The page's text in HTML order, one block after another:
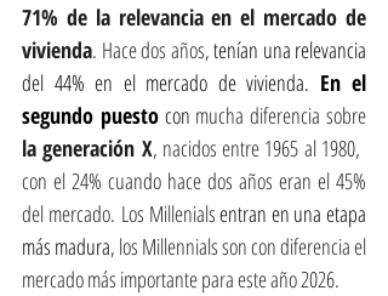
71% de la relevancia en el mercado de
vivienda. Hace dos años, tenían una relevancia
del 44% en el mercado de vivienda. En el
segundo puesto con mucha diferencia sobre
la generación X, nacidos entre 1965 al 1980,
con el 24% cuando hace dos años eran el 45%
del mercado. Los Millenials entran en una etapa
más madura, los Millennials son con diferencia el
mercado más importante para este año 2026.